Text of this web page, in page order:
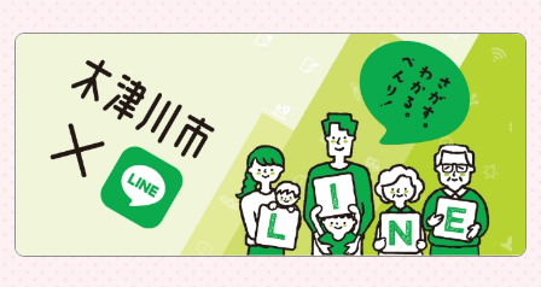
snsバナー